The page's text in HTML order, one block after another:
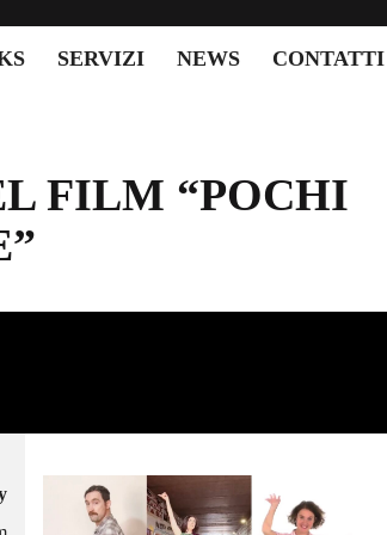
SERVIZI NEWS CONTATTI
FILM “POCHI